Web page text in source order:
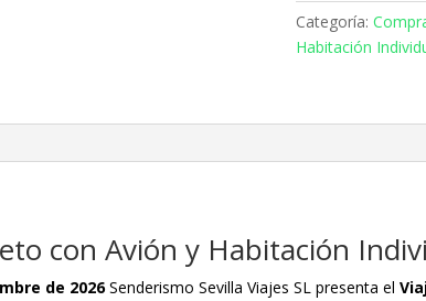
Avión
Categoría:
Habitación
con Avión y Habitación
de 2026Senderismo Sevilla Viajes SL presenta el